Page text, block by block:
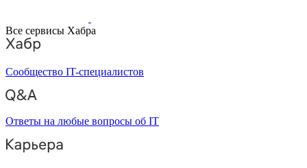
Все сервисы Хабра
Сообщество IT-специалистов
Ответы на любые вопросы об IT